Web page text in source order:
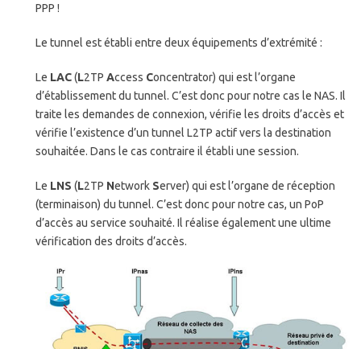
PPP !
Le tunnel est établi entre deux équipements d’extrémité :
Le LAC(L2TP Access Concentrator) qui est l’organe
d’établissement du tunnel. C’est donc pour notre cas le NAS. Il
traite les demandes de connexion, vérifie les droits d’accès et
vérifie l’existence d’un tunnel L2TP actif vers la destination
souhaitée. Dans le cas contraire il établi une session.
Le LNS (L2TP Network Server) qui est l’organe de réception
(terminaison) du tunnel. C’est donc pour notre cas, un PoP
d’accès au service souhaité. Il réalise également une ultime
vérification des droits d’accès.